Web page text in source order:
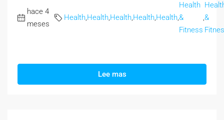
hace 4
meses
Health,Health,Health,Health,Health,
Health
&
Fitness
,&
Lee mas